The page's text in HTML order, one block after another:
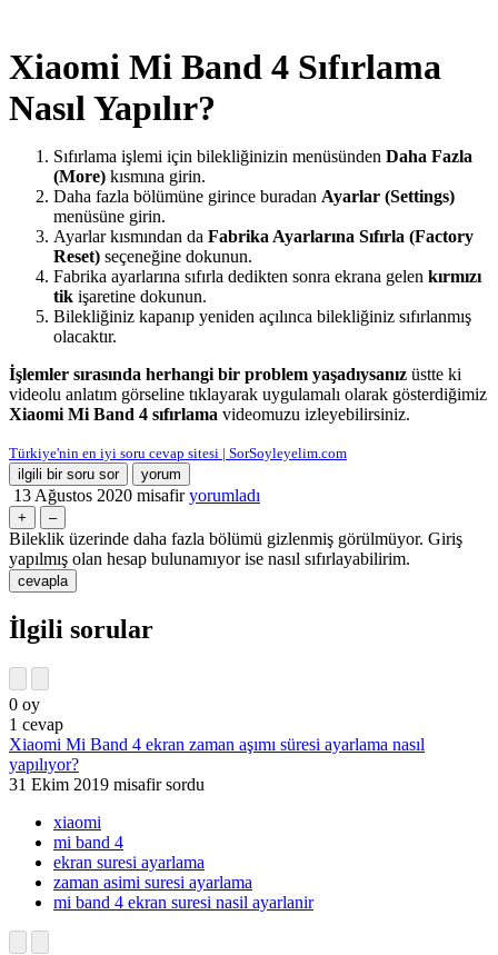
Xiaomi Mi Band 4 Sıfırlama
Nasıl Yapılır?
Sıfırlama işlemi için bilekliğinizin menüsünden Daha Fazla
(More) kısmına girin.
Daha fazla bölümüne girince buradan Ayarlar (Settings)
menüsüne girin.
Ayarlar kısmından da Fabrika Ayarlarına Sıfırla (Factory
Reset) seçeneğine dokunun.
Fabrika ayarlarına sıfırla dedikten sonra ekrana gelen kırmızı
tik işaretine dokunun.
Bilekliğiniz kapanıp yeniden açılınca bilekliğiniz sıfırlanmış
olacaktır.
İşlemler sırasında herhangi bir problem yaşadıysanız üstte ki
videolu anlatım görseline tıklayarak uygulamalı olarak gösterdiğimiz
Xiaomi Mi Band 4 sıfırlama videomuzu izleyebilirsiniz.
Türkiye'nin en iyi soru cevap sitesi | SorSoyleyelim.com
13 Ağustos 2020 misafir yorumladı
Bileklik üzerinde daha fazla bölümü gizlenmiş görülmüyor. Giriş
yapılmış olan hesap bulunamıyor ise nasıl sıfırlayabilirim.
İlgili sorular
0 oy
1 cevap
Xiaomi Mi Band 4 ekran zaman aşımı süresi ayarlama nasıl
yapılıyor?
31 Ekim 2019 misafir sordu
xiaomi
mi band 4
ekran suresi ayarlama
zaman asimi suresi ayarlama
mi band 4 ekran suresi nasil ayarlanir